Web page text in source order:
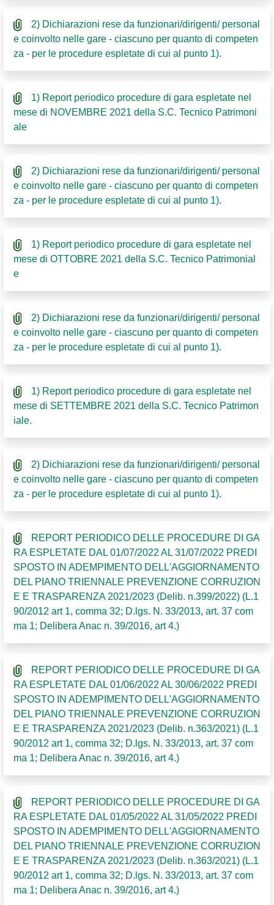
2) Dichiarazioni rese da funzionari/dirigenti/ personal
e coinvolto nelle gare - ciascuno per quanto di competen
za - per le procedure espletate di cui al punto 1).
1) Report periodico procedure di gara espletate nel
mese di NOVEMBRE 2021 della S.C. Tecnico Patrimoni
ale
2) Dichiarazioni rese da funzionari/dirigenti/ personal
e coinvolto nelle gare - ciascuno per quanto di competen
za - per le procedure espletate di cui al punto 1).
1) Report periodico procedure di gara espletate nel
mese di OTTOBRE 2021 della S.C. Tecnico Patrimonial
e
2) Dichiarazioni rese da funzionari/dirigenti/ personal
e coinvolto nelle gare - ciascuno per quanto di competen
za - per le procedure espletate di cui al punto 1).
1) Report periodico procedure di gara espletate nel
mese di SETTEMBRE 2021 della S.C. Tecnico Patrimon
iale.
2) Dichiarazioni rese da funzionari/dirigenti/ personal
e coinvolto nelle gare - ciascuno per quanto di competen
za - per le procedure espletate di cui al punto 1).
REPORT PERIODICO DELLE PROCEDURE DI GA
RA ESPLETATE DAL 01/07/2022 AL 31/07/2022 PREDI
SPOSTO IN ADEMPIMENTO DELL'AGGIORNAMENTO
DEL PIANO TRIENNALE PREVENZIONE CORRUZION
E E TRASPARENZA 2021/2023 (Delib. n.399/2022) (L.1
90/2012 art 1, comma 32; D.lgs. N. 33/2013, art. 37 com
ma 1; Delibera Anac n. 39/2016, art 4.)
REPORT PERIODICO DELLE PROCEDURE DI GA
RA ESPLETATE DAL 01/06/2022 AL 30/06/2022 PREDI
SPOSTO IN ADEMPIMENTO DELL'AGGIORNAMENTO
DEL PIANO TRIENNALE PREVENZIONE CORRUZION
E E TRASPARENZA 2021/2023 (Delib. n.363/2021) (L.1
90/2012 art 1, comma 32; D.lgs. N. 33/2013, art. 37 com
ma 1; Delibera Anac n. 39/2016, art 4.)
REPORT PERIODICO DELLE PROCEDURE DI GA
RA ESPLETATE DAL 01/05/2022 AL 31/05/2022 PREDI
SPOSTO IN ADEMPIMENTO DELL'AGGIORNAMENTO
DEL PIANO TRIENNALE PREVENZIONE CORRUZION
E E TRASPARENZA 2021/2023 (Delib. n.363/2021) (L.1
90/2012 art 1, comma 32; D.lgs. N. 33/2013, art. 37 com
ma 1; Delibera Anac n. 39/2016, art 4.)